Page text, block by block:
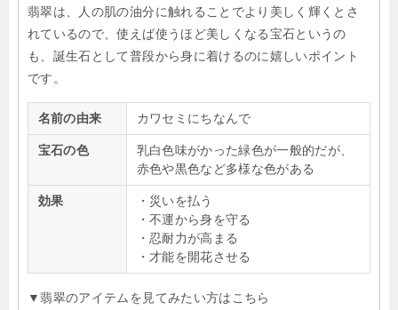
翡翠は、人の肌の油分に触れることでより美しく輝くとさ
れているので、使えば使うほど美しくなる宝石というの
も、誕生石として普段から身に着けるのに嬉しいポイント
です。
名前の由来 カワセミにちなんで
宝石の色
乳白色味がかった緑色が一般的だが、
赤色や黒色など多様な色がある
効果
・災いを払う
・不運から身を守る
・忍耐力が高まる
・才能を開花させる
▼翡翠のアイテムを見てみたい方はこちら